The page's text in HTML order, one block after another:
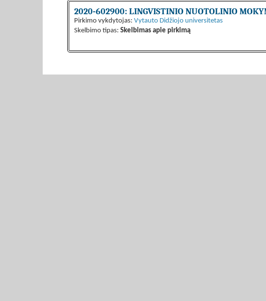
2020-602900: LINGVISTINIO NUOTOLINIO
Pirkimo vykdytojas: Vytauto Didžiojo universitetas
Skelbimo tipas: Skelbimas apie pirkimą